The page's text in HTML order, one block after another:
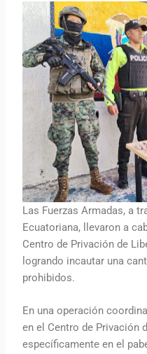
Las Fuerzas Armadas, a
Ecuatoriana, llevaron a
Centro de Privación de
logrando incautar una
prohibidos.
En una operación
en el Centro de Privación
específicamente en el